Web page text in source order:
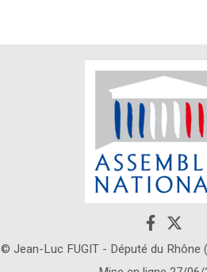
© Jean-Luc FUGIT - Député du